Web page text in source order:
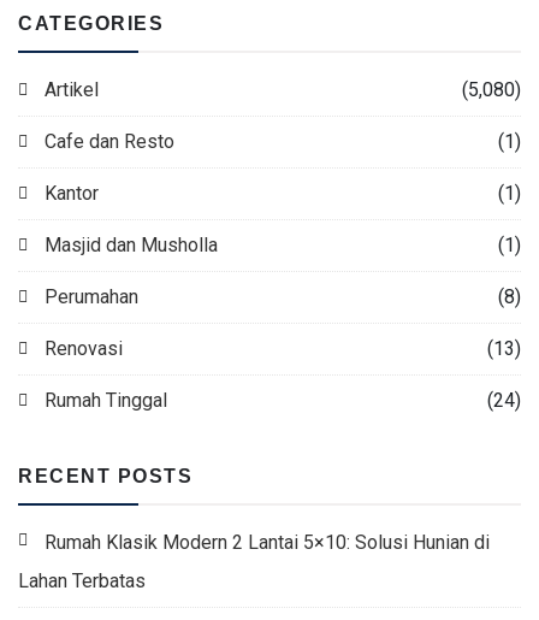
CATEGORIES
Artikel (5,080)
Cafe dan Resto (1)
Kantor (1)
Masjid dan Musholla (1)
Perumahan (8)
Renovasi (13)
Rumah Tinggal (24)
RECENT POSTS
Rumah Klasik Modern 2 Lantai 5×10: Solusi Hunian di
Lahan Terbatas